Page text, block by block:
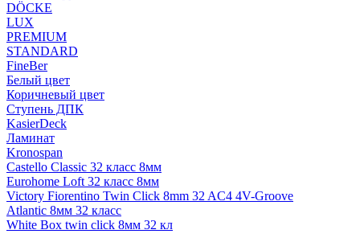
DÖCKE
LUX
PREMIUM
STANDARD
FineBer
Белый цвет
Коричневый цвет
Ступень ДПК
KasierDeck
Ламинат
Kronospan
Castello Classic 32 класс 8мм
Eurohome Loft 32 класс 8мм
Victory Fiorentino Twin Click 8mm 32 AC4 4V-Groove
Atlantic 8мм 32 класс
White Box twin click 8мм 32 кл